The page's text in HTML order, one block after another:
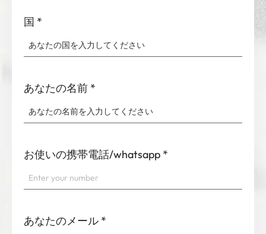
国 *
あなたの名前 *
お使いの携帯電話/whatsapp *
あなたのメール *